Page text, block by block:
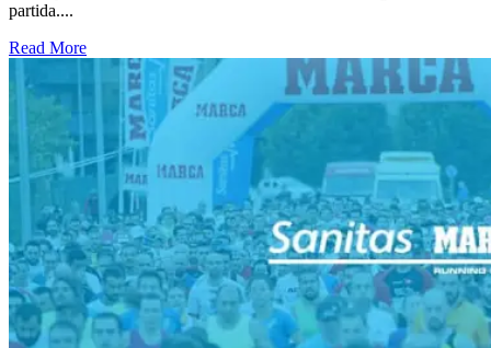
partida....
Read More